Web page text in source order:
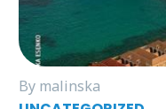
By malinska